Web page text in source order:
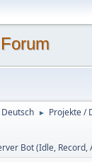
Deutsch ► Projekte /
Bot (Idle,